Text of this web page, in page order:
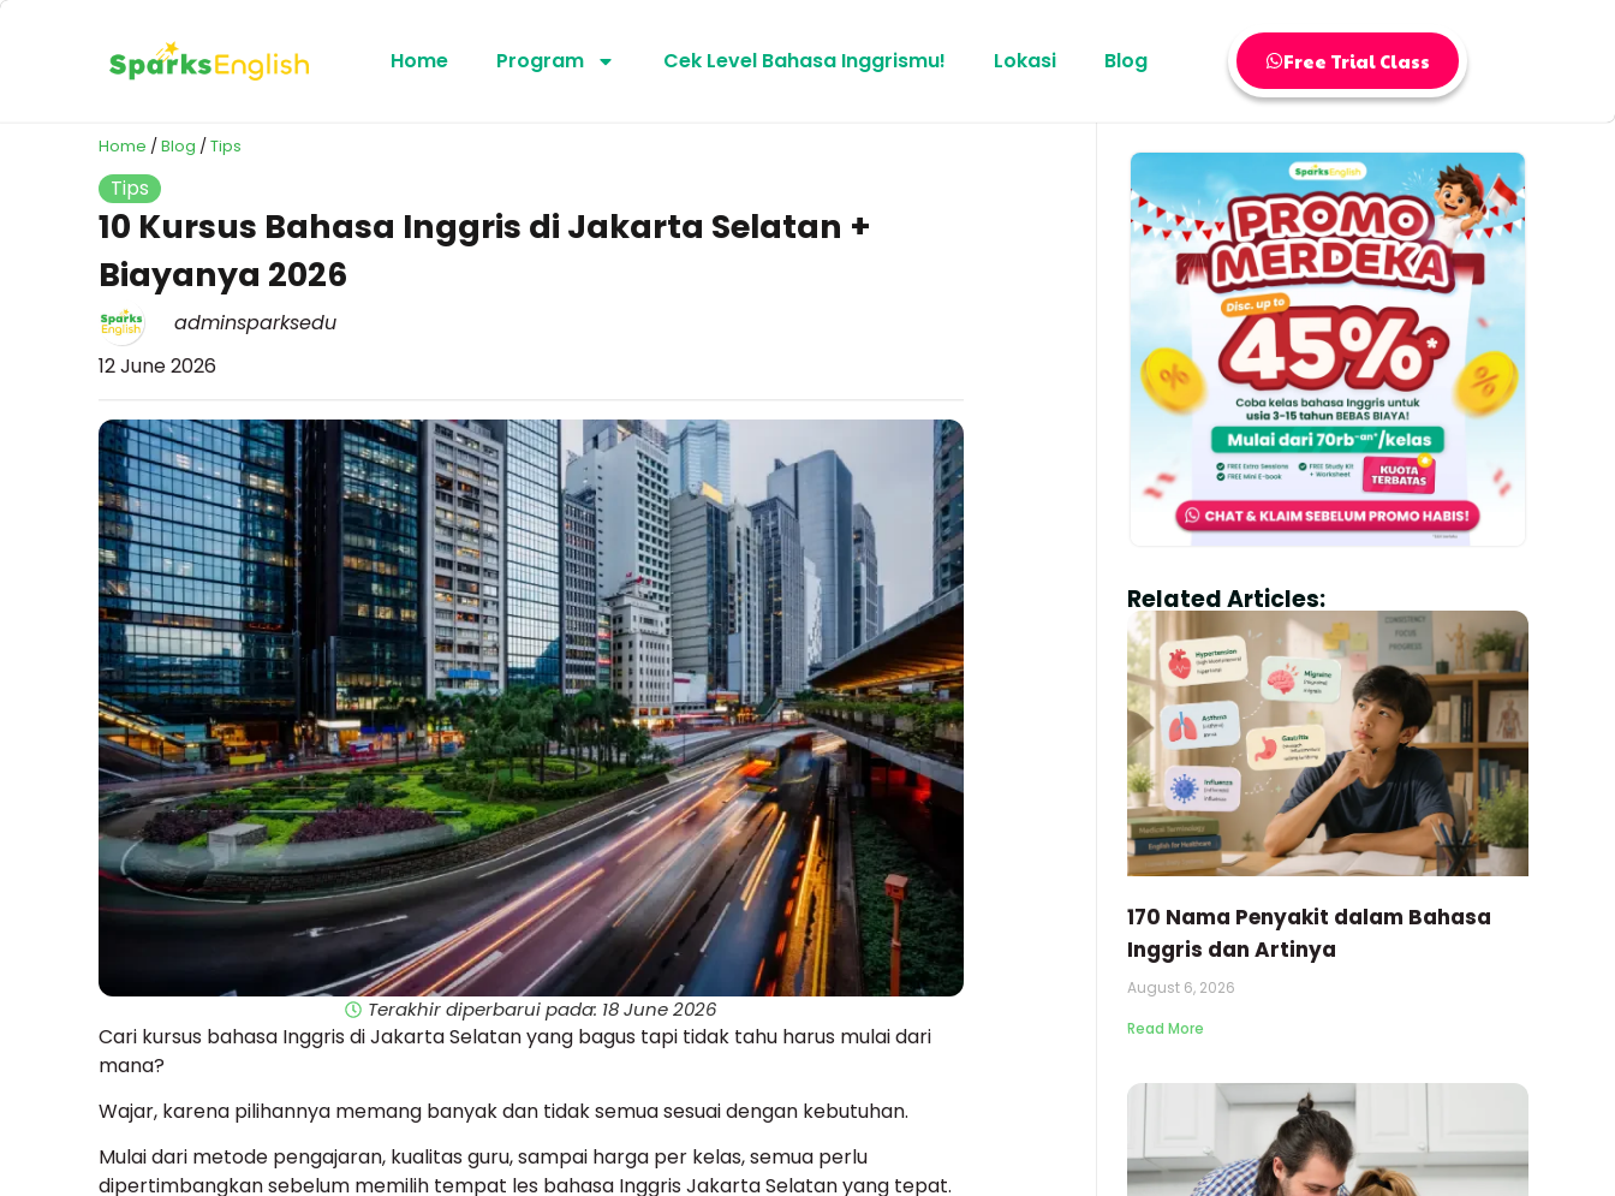
Home Program Cek Level Bahasa Inggrismu! Lokasi Blog Free Trial Class
Home /Blog /Tips
Tips
10 Kursus Bahasa Inggris di Jakarta Selatan +
Biayanya 2026
adminsparksedu
12 June 2026
Terakhir diperbarui pada: 18 June 2026
Cari kursus bahasa Inggris di Jakarta Selatan yang bagus tapi tidak tahu harus mulai dari
mana?
Wajar, karena pilihannya memang banyak dan tidak semua sesuai dengan kebutuhan.
Mulai dari metode pengajaran, kualitas guru, sampai harga per kelas, semua perlu
dipertimbangkan sebelum memilih tempat les bahasa Inggris Jakarta Selatan yang tepat.
Related Articles:
170 Nama Penyakit dalam Bahasa
Inggris dan Artinya
August 6, 2026
Read More